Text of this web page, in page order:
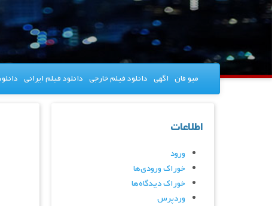
میو فان اگهی دانلود فیلم خارجی دانلود فیلم ایرانی
اطلاعات
ورود
خوراک ورودی‌ها
خوراک دیدگاه‌ها
وردپرس